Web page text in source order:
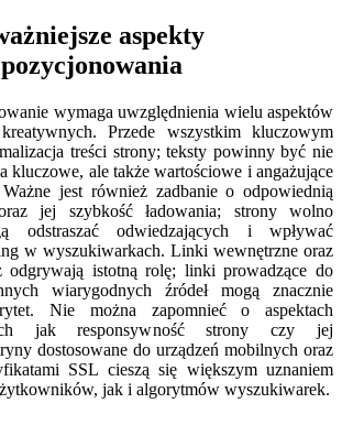
aspekty
wymaga uwzględnienia wielu aspektów
Przede wszystkim kluczowym
treści strony; teksty powinny być nie
kluczowe, ale także wartościowe i angażujące
jest również zadbanie o odpowiednią
jej szybkość ładowania; strony wolno
odstraszać odwiedzających i wpływać
w wyszukiwarkach. Linki wewnętrzne oraz
odgrywają istotną rolę; linki prowadzące do
wiarygodnych źródeł mogą znacznie
Nie można zapomnieć o aspektach
jak responsywność strony czy jej
dostosowane do urządzeń mobilnych oraz
SSL cieszą się większym uznaniem
jak i algorytmów wyszukiwarek.